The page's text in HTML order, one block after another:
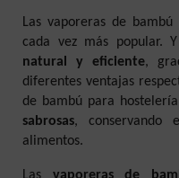
Las vaporeras de
cada vez más popular.
natural y eficiente,
diferentes ventajas
de bambú para
sabrosas, conservando
alimentos.